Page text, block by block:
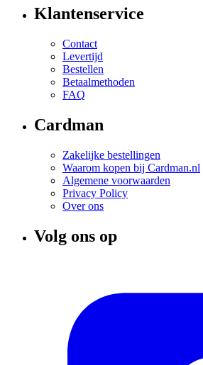
Klantenservice
Contact
Levertijd
Bestellen
Betaalmethoden
FAQ
Cardman
Zakelijke bestellingen
Waarom kopen bij Cardman.nl
Algemene voorwaarden
Privacy Policy
Over ons
Volg ons op